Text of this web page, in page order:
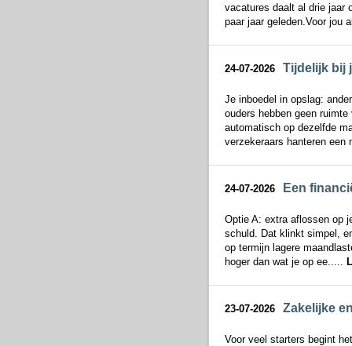
vacatures daalt al drie jaar
paar jaar geleden.Voor jou
24-07-2026 Tijdelijk bij
Je inboedel in opslag:
ouders hebben geen
automatisch op dezelfde
verzekeraars hanteren
24-07-2026 Een
Optie A: extra aflossen op
schuld. Dat klinkt simpel,
op termijn lagere
hoger dan wat je op ee.....
23-07-2026 Zakelijke
Voor veel starters begint